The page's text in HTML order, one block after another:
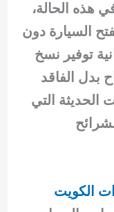
هذه الحالة،
السيارة دون
توفير نسخ
بدل الفاقد
التي
الكويت